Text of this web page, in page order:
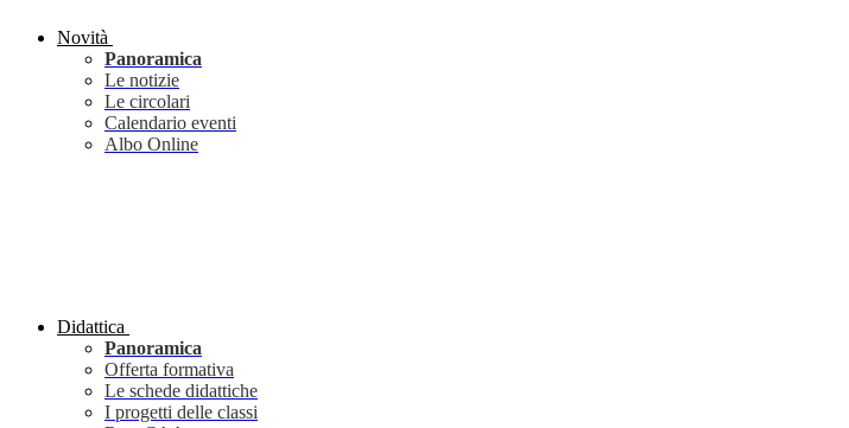
Novità
Panoramica
Le notizie
Le circolari
Calendario eventi
Albo Online
Didattica
Panoramica
Offerta formativa
Le schede didattiche
I progetti delle classi